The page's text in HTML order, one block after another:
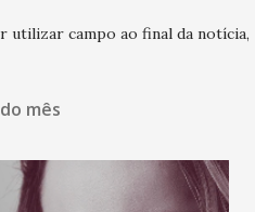
utilizar campo ao final da notícia,
mês